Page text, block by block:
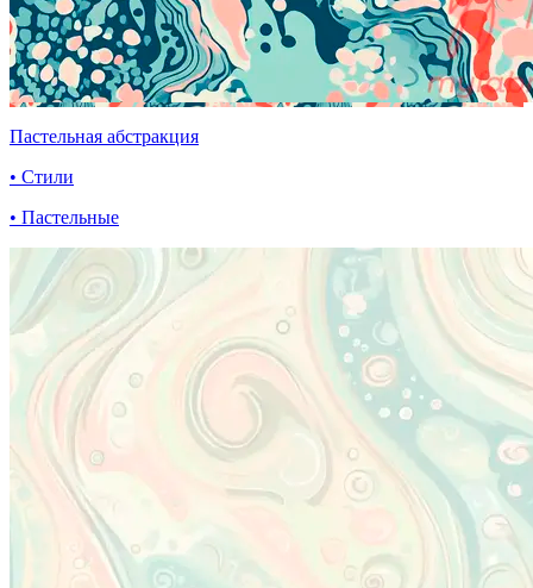
Пастельная абстракция
• Стили
• Пастельные